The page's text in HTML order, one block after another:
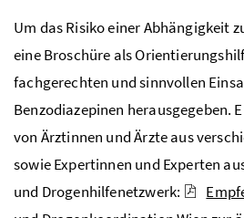
Um das Risiko einer Abhängigkeit
eine Broschüre als
fachgerechten und sinnvollen
Benzodiazepinen herausgegeben.
von Ärztinnen und Ärzte aus
sowie Expertinnen und Experten
und Drogenhilfenetzwerk: